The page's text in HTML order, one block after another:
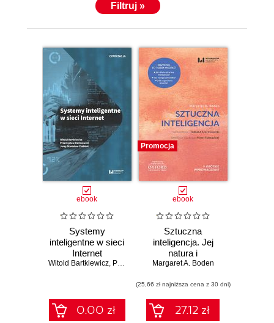
przekształcony w
Wydawnictwo
Uniwersytetu
Łódzkiego.
Autorami
publikowanych
prac są przede
wszystkim
naukowi uczelni,
ale również
wybitni znawcy
przedmiotu z
innych ośrodków
w kraju i za
granicą, natomiast
publikacji
skupiona jest
wokół
Filtruj »
ebook
Systemy
inteligentne w sieci
Internet
Witold Bartkiewicz, Przemysław Dembowski ,Jerzy Stanisław
0.00 zł
Promocja
ebook
Sztuczna
inteligencja. Jej
natura i
przyszłość. Krótkie
Margaret A. Boden
(25,66 zł najniższa cena z 30 dni)
27.12 zł